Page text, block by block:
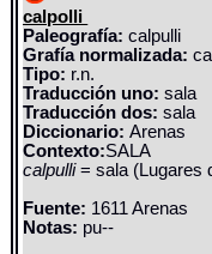
calpolli
Paleografía: calpulli
Grafía normalizada:
Tipo: r.n.
Traducción uno: sala
Traducción dos: sala
Diccionario:Arenas
Contexto:SALA
calpulli= sala (Lugares
Fuente: 1611 Arenas
Notas: pu--